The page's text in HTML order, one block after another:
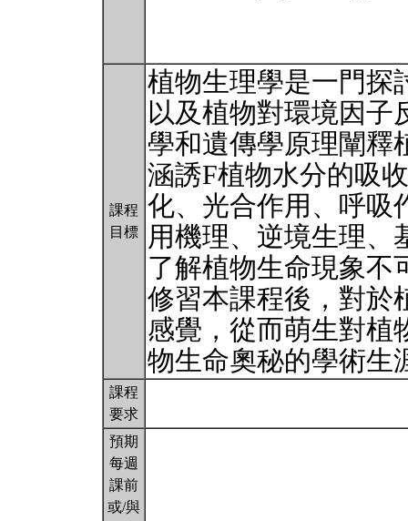
課程
目標
植物生理學是一門探
以及植物對環境因子
學和遺傳學原理闡釋
涵誘F植物水分的吸
化、光合作用、呼吸
用機理、逆境生理、
了解植物生命現象不
修習本課程後，對於
感覺，從而萌生對植
物生命奧秘的學術生
課程
要求
預期
每週
課前
或/與